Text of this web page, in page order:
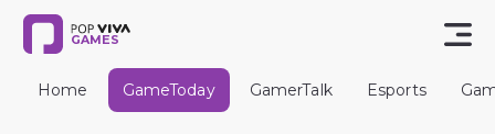
GAMES
Home GameToday GamerTalk Esports